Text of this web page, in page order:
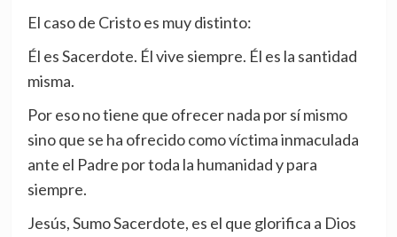
El caso de Cristo es muy distinto:
Él es Sacerdote. Él vive siempre. Él es la santidad
misma.
Por eso no tiene que ofrecer nada por sí mismo
sino que se ha ofrecido como víctima inmaculada
ante el Padre por toda la humanidad y para
siempre.
Jesús, Sumo Sacerdote, es el que glorifica a Dios